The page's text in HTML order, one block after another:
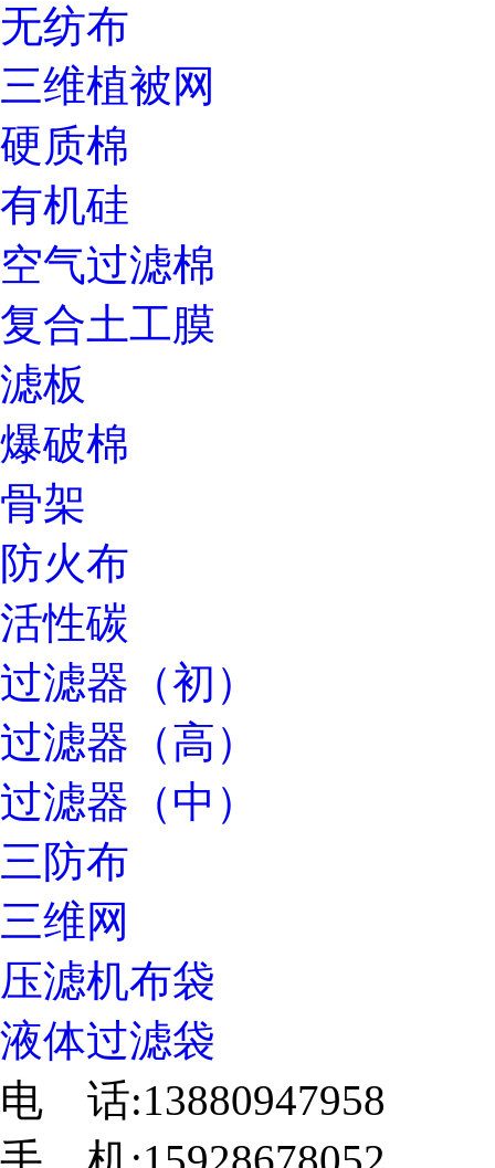
无纺布
三维植被网
硬质棉
有机硅
空气过滤棉
复合土工膜
滤板
爆破棉
骨架
防火布
活性碳
过滤器（初）
过滤器（高）
过滤器（中）
三防布
三维网
压滤机布袋
液体过滤袋
电 话:13880947958